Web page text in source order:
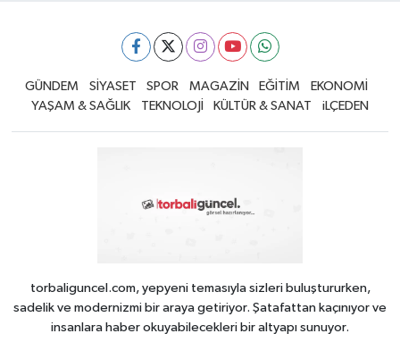
GÜNDEM SİYASET SPOR MAGAZİN EĞİTİM
EKONOMİ
YAŞAM & SAĞLIK
TEKNOLOJİ KÜLTÜR & SANAT iLÇEDEN
torbaliguncel.com, yepyeni temasıyla sizleri buluştururken,
sadelik ve modernizmi bir araya getiriyor. Şatafattan kaçınıyor ve
insanlara haber okuyabilecekleri bir altyapı sunuyor.